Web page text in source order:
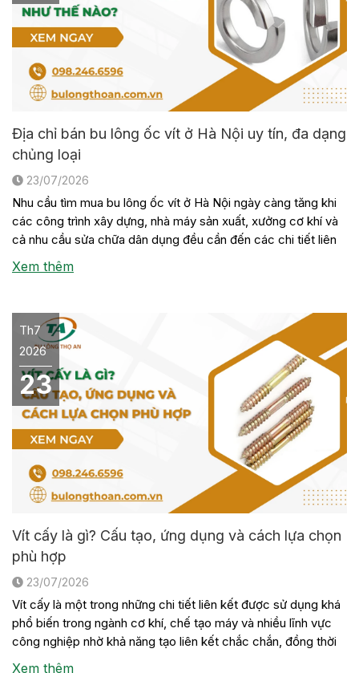
Địa chỉ bán bu lông ốc vít ở Hà Nội uy tín, đa dạng
chủng loại
23/07/2026
Nhu cầu tìm mua bu lông ốc vít ở Hà Nội ngày càng tăng khi
các công trình xây dựng, nhà máy sản xuất, xưởng cơ khí và
cả nhu cầu sửa chữa dân dụng đều cần đến các chi tiết liên
kết này. Tuy nhiên, không phải đơn vị nào cũng có sẵn đầy
[…]
Xem thêm
Th7
2026
23
Vít cấy là gì? Cấu tạo, ứng dụng và cách lựa chọn
phù hợp
23/07/2026
Vít cấy là một trong những chi tiết liên kết được sử dụng khá
phổ biến trong ngành cơ khí, chế tạo máy và nhiều lĩnh vực
công nghiệp nhờ khả năng tạo liên kết chắc chắn, đồng thời
thuận tiện cho việc tháo lắp khi cần bảo trì hoặc thay thế thiết
Xem thêm